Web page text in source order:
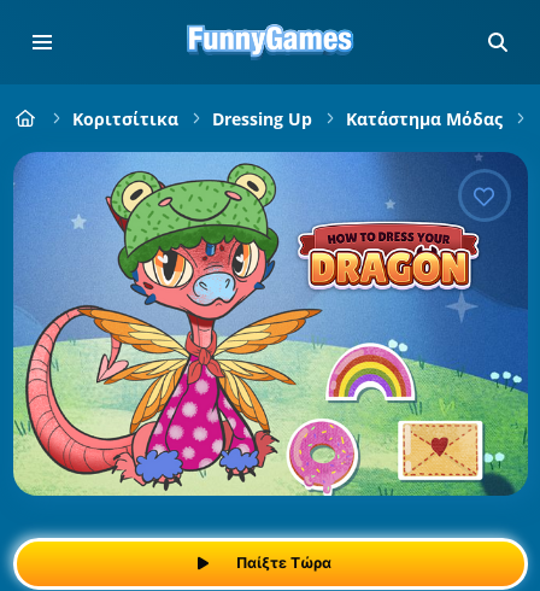
Κοριτσίτικα Dressing Up Κατάστημα Μόδας
Παίξτε Τώρα